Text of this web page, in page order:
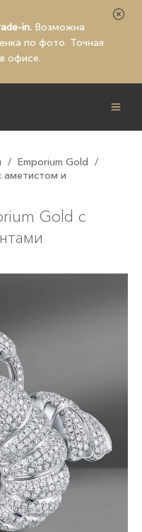
in. Возможна
по фото. Точная
офисе.
/ Emporium Gold /
аметистом и
Gold с